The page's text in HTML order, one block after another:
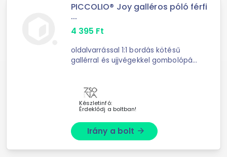
PICCOLIO® Joy galléros póló férfi
...
4 395 Ft
oldalvarrással 1:1 bordás kötésű
gallérral és ujjvégekkel gombolópánt
vállaknál rögzítő ...
Készletinfó:
Érdeklődj a boltban!
Irány a bolt arrow_forward